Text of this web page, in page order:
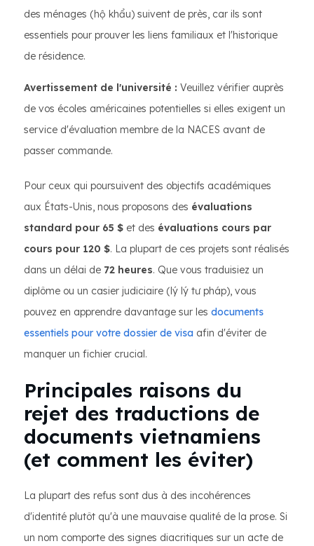
des ménages (hộ khẩu) suivent de près, car ils sont
essentiels pour prouver les liens familiaux et l'historique
de résidence.
Avertissement de l'université : Veuillez vérifier auprès
de vos écoles américaines potentielles si elles exigent un
service d'évaluation membre de la NACES avant de
passer commande.
Pour ceux qui poursuivent des objectifs académiques
aux États-Unis, nous proposons des évaluations
standard pour 65 $ et des évaluations cours par
cours pour 120 $. La plupart de ces projets sont réalisés
dans un délai de 72 heures. Que vous traduisiez un
diplôme ou un casier judiciaire (lý lý tư pháp), vous
pouvez en apprendre davantage sur les documents
essentiels pour votre dossier de visa afin d'éviter de
manquer un fichier crucial.
Principales raisons du
rejet des traductions de
documents vietnamiens
(et comment les éviter)
La plupart des refus sont dus à des incohérences
d'identité plutôt qu'à une mauvaise qualité de la prose. Si
un nom comporte des signes diacritiques sur un acte de